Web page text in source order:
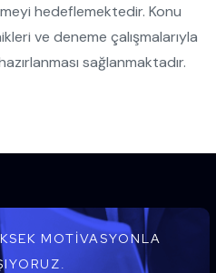
hedeflemektedir. Konu
ve deneme çalışmalarıyla
sağlanmaktadır.
MOTIVASYONLA